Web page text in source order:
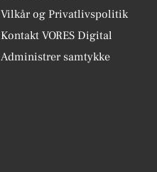
Vilkår og Privatlivspolitik
Kontakt VORES Digital
Administrer samtykke